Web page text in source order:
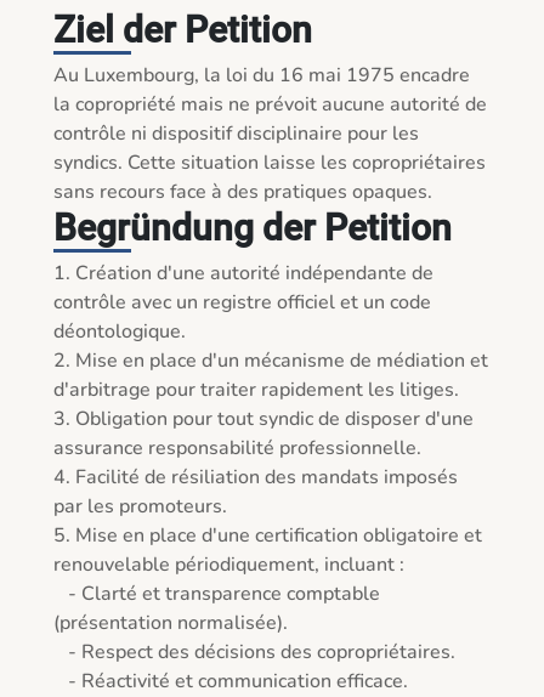
Ziel der Petition
Au Luxembourg, la loi du 16 mai 1975 encadre
la copropriété mais ne prévoit aucune autorité de
contrôle ni dispositif disciplinaire pour les
syndics. Cette situation laisse les copropriétaires
sans recours face à des pratiques opaques.
Begründung der Petition
1. Création d'une autorité indépendante de
contrôle avec un registre officiel et un code
déontologique.
2. Mise en place d'un mécanisme de médiation et
d'arbitrage pour traiter rapidement les litiges.
3. Obligation pour tout syndic de disposer d'une
assurance responsabilité professionnelle.
4. Facilité de résiliation des mandats imposés
par les promoteurs.
5. Mise en place d'une certification obligatoire et
renouvelable périodiquement, incluant :
(présentation normalisée).